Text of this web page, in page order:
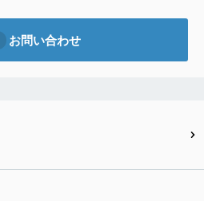
お問い合わせ